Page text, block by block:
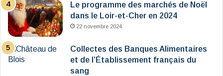
Le programme des marchés de Noël
dans le Loir-et-Cher en 2024
22 novembre 2024
Collectes des Banques Alimentaires
et de l’Établissement français du
sang